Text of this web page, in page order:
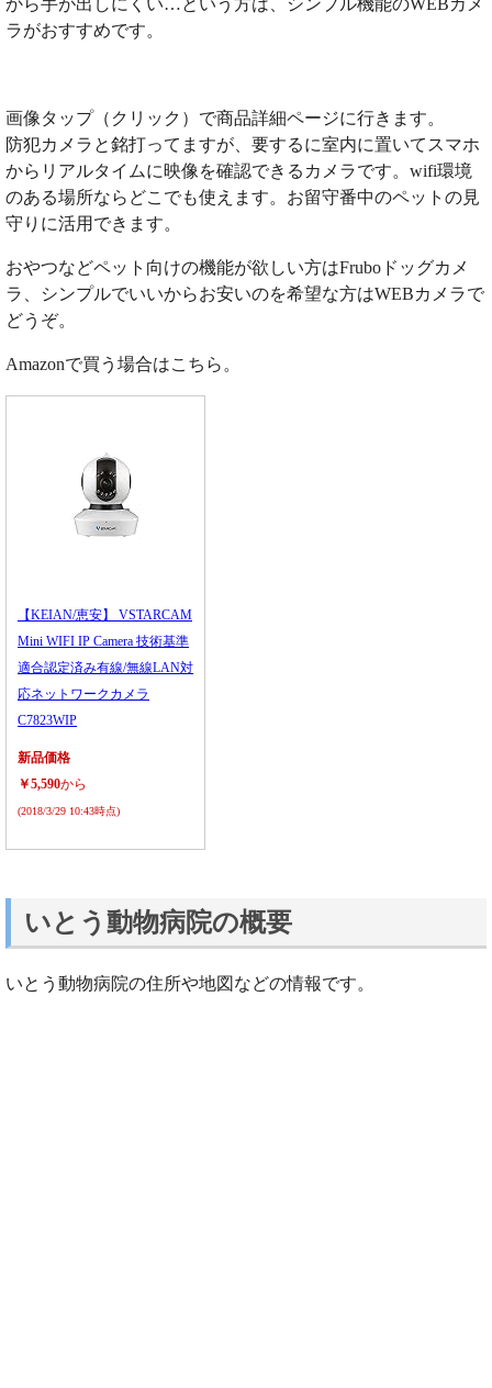
から手が出しにくい…という方は、シンプル機能のWEBカメ
ラがおすすめです。
画像タップ（クリック）で商品詳細ページに行きます。
防犯カメラと銘打ってますが、要するに室内に置いてスマホ
からリアルタイムに映像を確認できるカメラです。wifi環境
のある場所ならどこでも使えます。お留守番中のペットの見
守りに活用できます。
おやつなどペット向けの機能が欲しい方はFruboドッグカメ
ラ、シンプルでいいからお安いのを希望な方はWEBカメラで
どうぞ。
Amazonで買う場合はこちら。
【KEIAN/恵安】 VSTARCAM
Mini WIFI IP Camera 技術基準
適合認定済み有線/無線LAN対
応ネットワークカメラ
C7823WIP
新品価格
￥5,590から
(2018/3/29 10:43時点)
いとう動物病院の概要
いとう動物病院の住所や地図などの情報です。